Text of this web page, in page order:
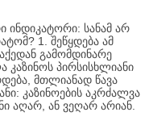
ინდიკატორი: სანამ არ
1. შეწყდება ამ
გამომდინარე
პირსისხლიანი
მთლიანად წავა
კაზინოების აკრძალვა
აღარ, ან ვეღარ არიან.